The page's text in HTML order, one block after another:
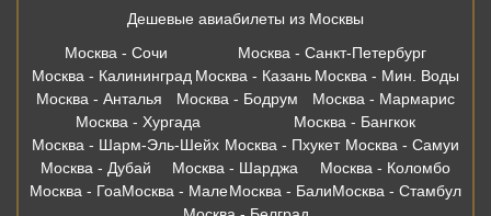
Дешевые авиабилеты из Москвы
Москва - Сочи
Москва - Санкт-Петербург
Москва - Калининград Москва - Казань Москва - Мин. Воды
Москва - Анталья
Москва - Бодрум
Москва - Мармарис
Москва - Хургада
Москва - Бангкок
Москва - Шарм-Эль-Шейх Москва - Пхукет Москва - Самуи
Москва - Дубай
Москва - Шарджа
Москва - Коломбо
Москва - ГоаМосква - МалеМосква - БалиМосква - Стамбул